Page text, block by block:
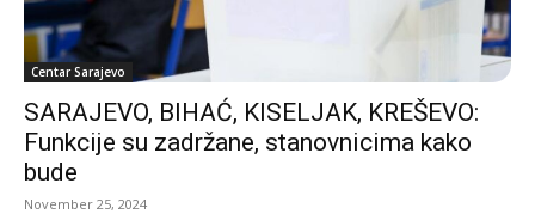
Centar Sarajevo
SARAJEVO, BIHAĆ, KISELJAK, KREŠEVO:
Funkcije su zadržane, stanovnicima kako
bude
November 25, 2024